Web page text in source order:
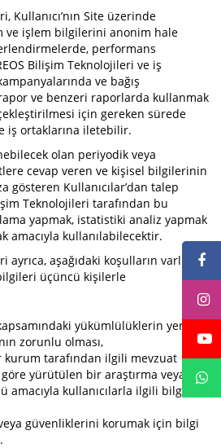
Kullanıcı’nın Site üzerinde
ve işlem bilgilerini anonim hale
performans
Bilişim Teknolojileri ve iş
ve bağış
rapor ve benzeri raporlarda kullanmak
için gereken sürede
iş ortaklarına iletebilir.
olan periyodik veya
cevap veren ve kişisel bilgilerinin
gösteren Kullanıcılar’dan talep
Teknolojileri tarafından bu
yapmak, istatistiki analiz yapmak
amacıyla kullanılabilecektir.
aşağıdaki koşulların varlığı
üçüncü kişilerle
yükümlülüklerin yerine
zorunlu olması,
tarafından ilgili mevzuat
yürütülen bir araştırma veya
amacıyla kullanıcılarla ilgili bilgi
veya güvenliklerini korumak için bilgi